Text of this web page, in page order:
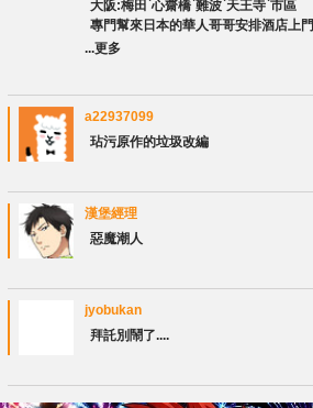
大阪:梅田`心齋橋`難波`天王寺`市區
專門幫來日本的華人哥哥安排酒店上門
...更多
a22937099
玷污原作的垃圾改編
漢堡經理
惡魔潮人
jyobukan
拜託別鬧了....